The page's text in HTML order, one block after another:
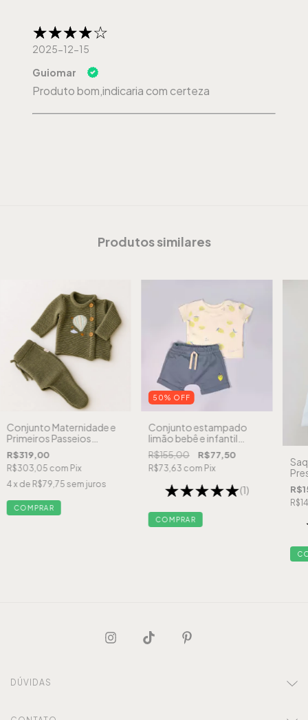
2025-12-15
Guiomar
Produto bom,indicaria com certeza
Produtos similares
Conjunto Maternidade e
Primeiros Passeios
Minimal Oliva Bordado -
Balão
R$319,00
R$303,05 com Pix
4 x de R$79,75 sem juros
COMPRAR
50% OFF
Conjunto estampado
limão bebê e infantil
menino - azul
R$155,00 R$77,50
R$73,63 com Pix
(1)
COMPRAR
DÚVIDAS